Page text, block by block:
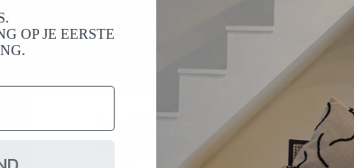
OP JE EERSTE